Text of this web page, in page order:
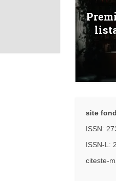
site
ISSN:
ISSN-L:
citeste-